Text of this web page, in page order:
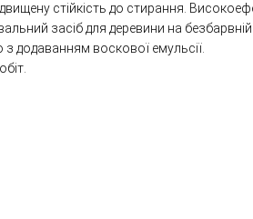
стійкість до стирання.
засіб для деревини на
додаванням воскової емульсії.